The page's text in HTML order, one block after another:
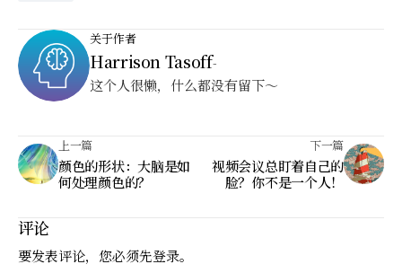
关于作者
Harrison Tasoff-
这个人很懒，什么都没有留下～
上一篇
颜色的形状：大脑是如
何处理颜色的？
下一篇
视频会议总盯着自己的
脸？你不是一个人！
评论
要发表评论，您必须先登录。